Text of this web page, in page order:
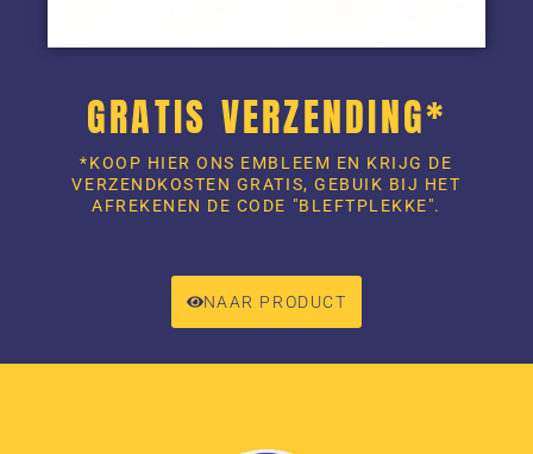
GRATIS VERZENDING*
*KOOP HIER ONS EMBLEEM EN KRIJG DE
VERZENDKOSTEN GRATIS, GEBUIK BIJ HET
AFREKENEN DE CODE "BLEFTPLEKKE".
NAAR PRODUCT